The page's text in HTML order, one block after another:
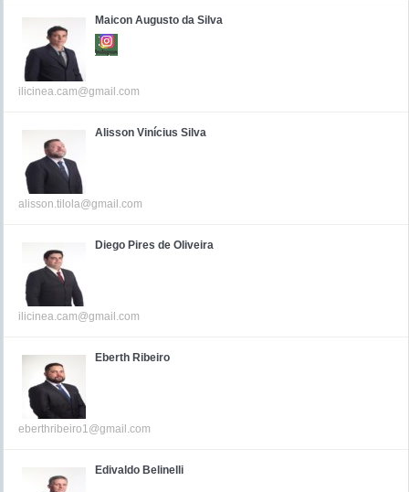
Maicon Augusto da Silva
ilicinea.cam@gmail.com
Alisson Vinícius Silva
alisson.tilola@gmail.com
Diego Pires de Oliveira
ilicinea.cam@gmail.com
Eberth Ribeiro
eberthribeiro1@gmail.com
Edivaldo Belinelli